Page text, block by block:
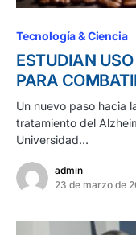
Tecnología & Ciencia
ESTUDIAN
PARA
Un nuevo paso hacia
tratamiento del
Universidad…
admin
23 de marzo de